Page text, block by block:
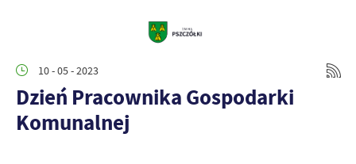
10 - 05 - 2023
Dzień Pracownika Gospodarki
Komunalnej